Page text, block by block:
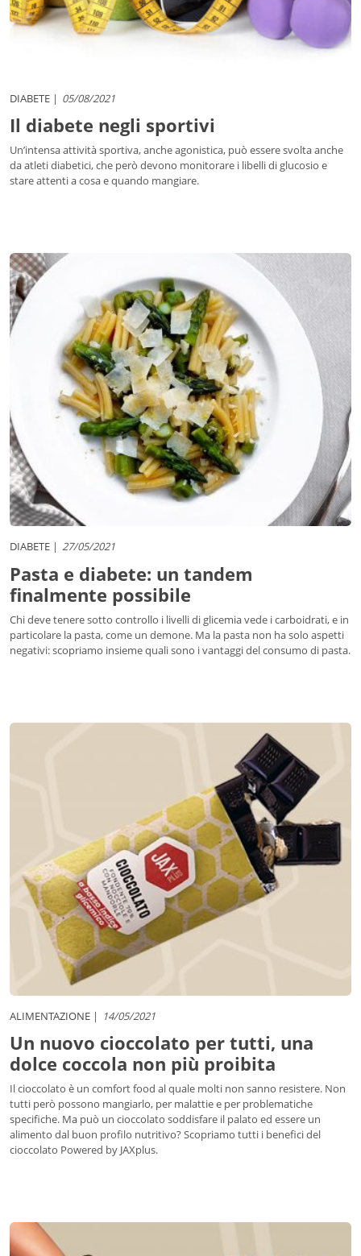
DIABETE 05/08/2021
Il diabete negli sportivi
Un’intensa attività sportiva, anche agonistica, può essere svolta anche
da atleti diabetici, che però devono monitorare i libelli di glucosio e
stare attenti a cosa e quando mangiare.
DIABETE 27/05/2021
Pasta e diabete: un tandem
finalmente possibile
Chi deve tenere sotto controllo i livelli di glicemia vede i carboidrati, e in
particolare la pasta, come un demone. Ma la pasta non ha solo aspetti
negativi: scopriamo insieme quali sono i vantaggi del consumo di pasta.
ALIMENTAZIONE 14/05/2021
Un nuovo cioccolato per tutti, una
dolce coccola non più proibita
Il cioccolato è un comfort food al quale molti non sanno resistere. Non
tutti però possono mangiarlo, per malattie e per problematiche
specifiche. Ma può un cioccolato soddisfare il palato ed essere un
alimento dal buon profilo nutritivo? Scopriamo tutti i benefici del
cioccolato Powered by JAXplus.